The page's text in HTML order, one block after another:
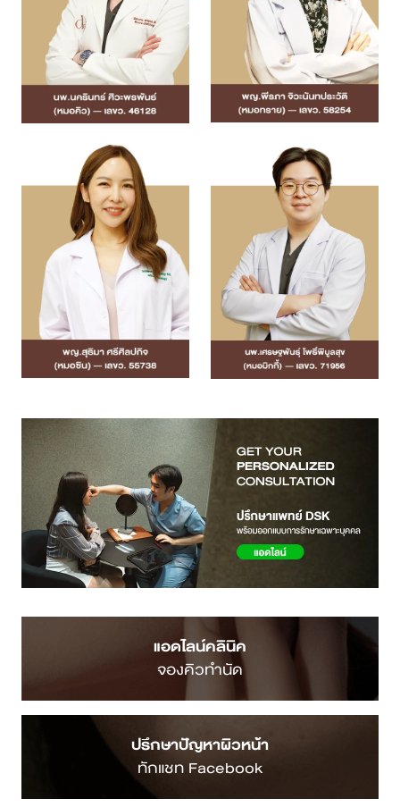
แอดไลน์คลินิค
จองคิวทำนัด
ปรึกษาปัญหาผิวหน้า
ทักแชท Facebook